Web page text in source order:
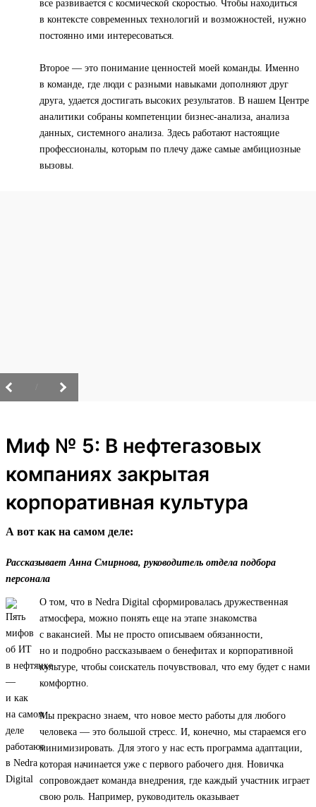
все развивается с космической скоростью. Чтобы находиться
в контексте современных технологий и возможностей, нужно
постоянно ими интересоваться.
Второе — это понимание ценностей моей команды. Именно
в команде, где люди с разными навыками дополняют друг
друга, удается достигать высоких результатов. В нашем Центре
аналитики собраны компетенции бизнес-анализа, анализа
данных, системного анализа. Здесь работают настоящие
профессионалы, которым по плечу даже самые амбициозные
вызовы.
Миф № 5: В нефтегазовых
компаниях закрытая
корпоративная культура
А вот как на самом деле:
Рассказывает Анна Смирнова, руководитель отдела подбора
персонала
О том, что в Nedra Digital сформировалась дружественная
атмосфера, можно понять еще на этапе знакомства
с вакансией. Мы не просто описываем обязанности,
но и подробно рассказываем о бенефитах и корпоративной
культуре, чтобы соискатель почувствовал, что ему будет с нами
комфортно.
Мы прекрасно знаем, что новое место работы для любого
человека — это большой стресс. И, конечно, мы стараемся его
минимизировать. Для этого у нас есть программа адаптации,
которая начинается уже с первого рабочего дня. Новичка
сопровождает команда внедрения, где каждый участник играет
свою роль. Например, руководитель оказывает